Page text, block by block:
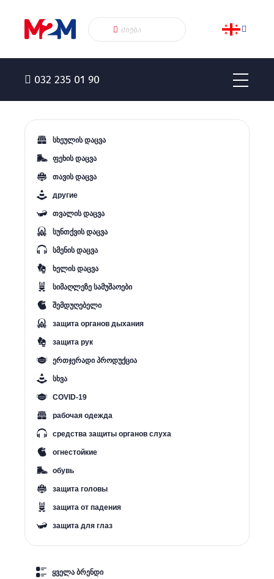
032 235 01 90
სხეულის დაცვა
ფეხის დაცვა
თავის დაცვა
другие
თვალის დაცვა
სუნთქვის დაცვა
სმენის დაცვა
ხელის დაცვა
სიმაღლეზე სამუშაოები
შემდუღებელი
защита органов дыхания
защита рук
ერთჯერადი პროდუქცია
სხვა
COVID-19
рабочая одежда
средства защиты органов слуха
огнестойкие
обувь
защита головы
защита от падения
защита для глаз
ყველა ბრენდი